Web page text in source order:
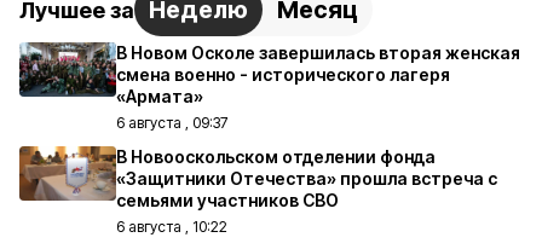
Лучшее за Неделю Месяц
В Новом Осколе завершилась вторая женская
смена военно - исторического лагеря
«Армата»
6 августа , 09:37
В Новооскольском отделении фонда
«Защитники Отечества» прошла встреча с
семьями участников СВО
6 августа , 10:22